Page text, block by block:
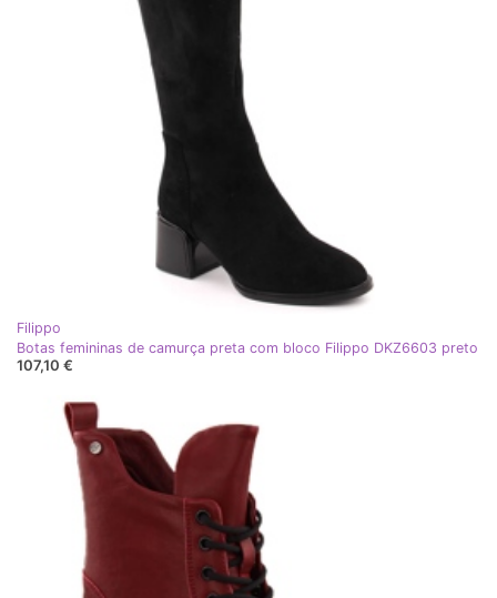
Filippo
Botas femininas de camurça preta com bloco Filippo DKZ6603 preto
107,10 €